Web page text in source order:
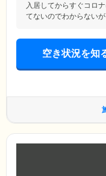
入居してからすぐコロ
てないのでわからない
空き状況を知